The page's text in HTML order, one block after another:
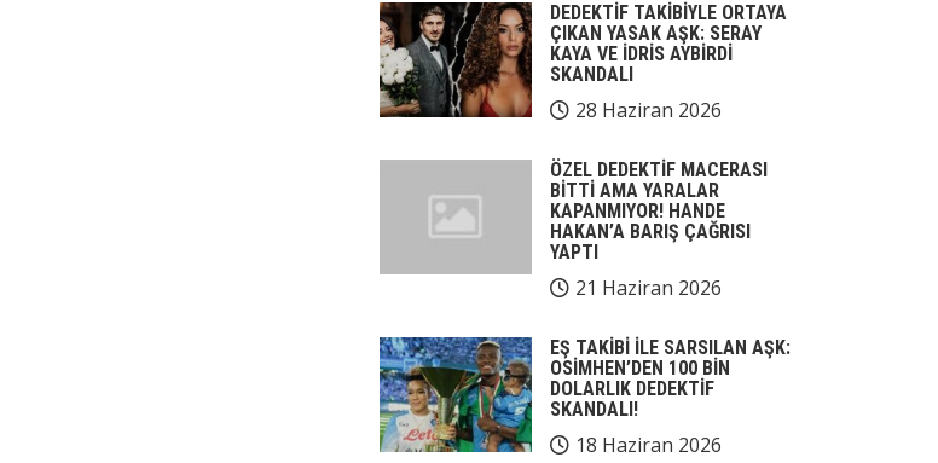
DEDEKTİF TAKİBİYLE ORTAYA
ÇIKAN YASAK AŞK: SERAY
KAYA VE İDRİS AYBİRDİ
SKANDALI
28 Haziran 2026
ÖZEL DEDEKTİF MACERASI
BİTTİ AMA YARALAR
KAPANMIYOR! HANDE
HAKAN’A BARIŞ ÇAĞRISI
YAPTI
21 Haziran 2026
EŞ TAKİBİ İLE SARSILAN AŞK:
OSİMHEN’DEN 100 BİN
DOLARLIK DEDEKTİF
SKANDALI!
18 Haziran 2026